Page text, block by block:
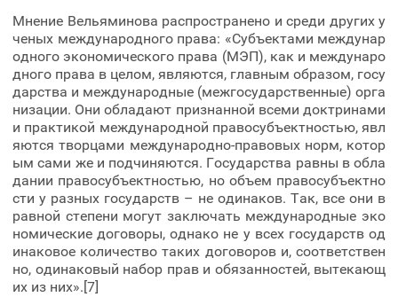
Мнение Вельяминова распространено и среди других у
ченых международного права: «Субъектами междунар
одного экономического права (МЭП), как и междунаро
дного права в целом, являются, главным образом, госу
дарства и международные (межгосударственные) орга
низации. Они обладают признанной всеми доктринами
и практикой международной правосубъектностью, явл
яются творцами международно-правовых норм, котор
ым сами же и подчиняются. Государства равны в обла
дании правосубъектностью, но объем правосубъектно
сти у разных государств – не одинаков. Так, все они в
равной степени могут заключать международные эко
номические договоры, однако не у всех государств од
инаковое количество таких договоров и, соответствен
но, одинаковый набор прав и обязанностей, вытекающ
их из них».[7]